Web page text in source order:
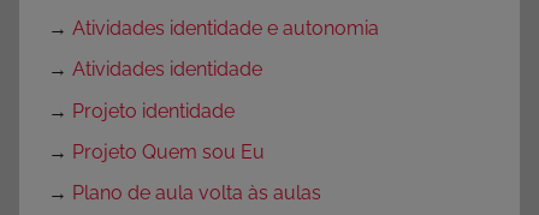
→ Atividades identidade e autonomia
→ Atividades identidade
→ Projeto identidade
→ Projeto Quem sou Eu
→ Plano de aula volta às aulas